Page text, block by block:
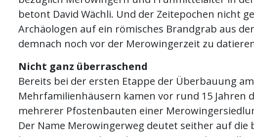
betont David Wächli. Und der Zeitepochen nicht
Archäologen auf ein römisches Brandgrab aus
demnach noch vor der Merowingerzeit zu
Nicht ganz überraschend
Bereits bei der ersten Etappe der Überbauung
Mehrfamilienhäusern kamen vor rund 15 Jahren
mehrerer Pfostenbauten einer
Der Name Merowingerweg deutet seither auf die